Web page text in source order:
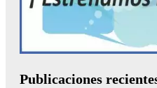
Publicaciones